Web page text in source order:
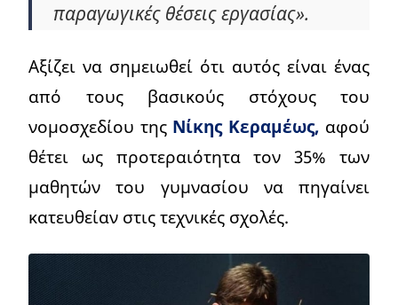
παραγωγικές θέσεις εργασίας».
Αξίζει να σημειωθεί ότι αυτός είναι ένας
από τους βασικούς στόχους του
νομοσχεδίου της Νίκης Κεραμέως, αφού
θέτει ως προτεραιότητα τον 35% των
μαθητών του γυμνασίου να πηγαίνει
κατευθείαν στις τεχνικές σχολές.